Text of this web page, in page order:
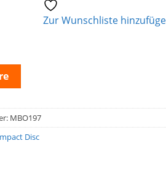
Zur Wunschliste
MBO197
Disc